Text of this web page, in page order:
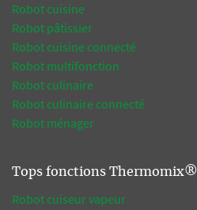
Robot cuisine
Robot pâtissier
Robot cuisine connecté
Robot multifonction
Robot culinaire
Robot culinaire connecté
Robot ménager
Tops fonctions Thermomix®
Robot cuiseur vapeur